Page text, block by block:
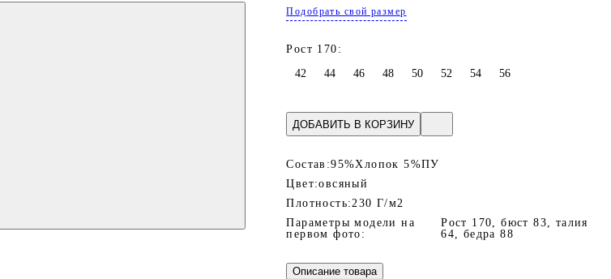
Подобрать свой размер
Рост 170:
42
44 46 48 50 52 54 56
ДОБАВИТЬ В КОРЗИНУ
Состав:95%Хлопок 5%ПУ
Цвет:овсяный
Плотность:230 Г/м2
Параметры модели на
первом фото:
Рост 170, бюст 83, талия
64, бедра 88
Описание товара